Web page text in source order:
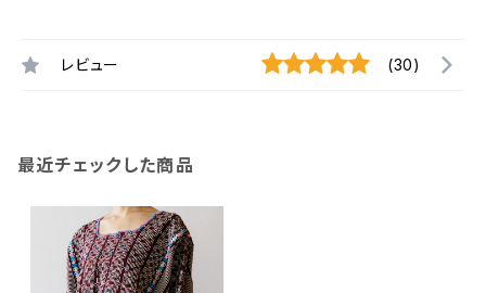
レビュー (30)
最近チェックした商品